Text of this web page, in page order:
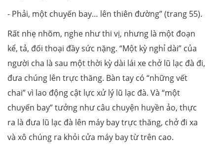
- Phải, một chuyến bay… lên thiên đường” (trang 55).
Rất nhẹ nhõm, nghe như thi vị, nhưng là một đoạn
kể, tả, đối thoại đầy sức nặng. “Một kỳ nghỉ dài” của
người cha là sau một thời kỳ dài lái xe chở lũ lạc đà đi,
đưa chúng lên trực thăng. Bàn tay có “những vết
chai” vì lao động cật lực xử lý lũ lạc đà. Và “một
chuyến bay” tưởng như câu chuyện huyền ảo, thực
ra là đưa lũ lạc đà lên máy bay trực thăng, chở đi xa
và xô chúng ra khỏi cửa máy bay từ trên cao.